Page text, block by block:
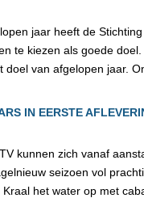
jaar heeft de
te kiezen als goede
van afgelopen jaar.
IN EERSTE
kunnen zich vanaf
seizoen vol
het water op met